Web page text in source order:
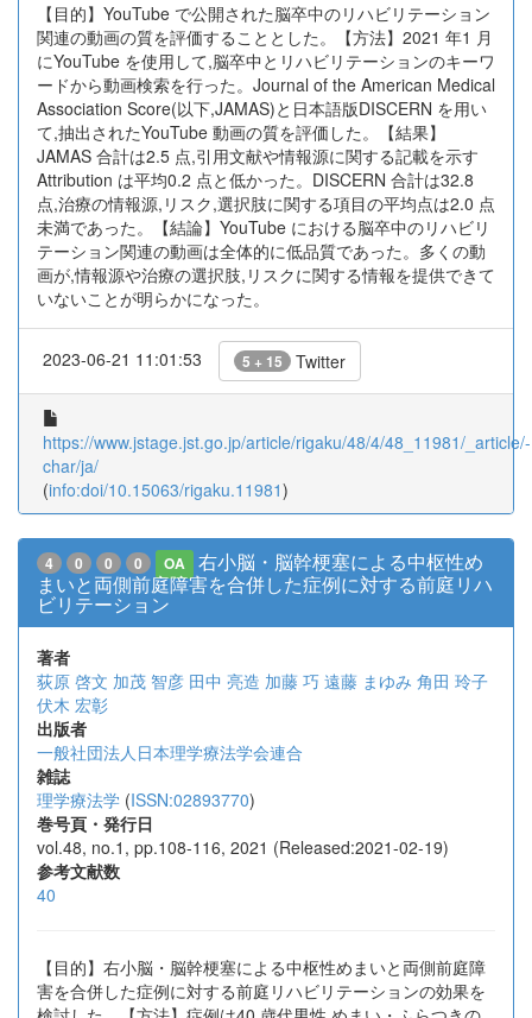
【目的】YouTube で公開された脳卒中のリハビリテーション
関連の動画の質を評価することとした。【方法】2021 年1 月
にYouTube を使用して,脳卒中とリハビリテーションのキーワ
ードから動画検索を行った。Journal of the American Medical
Association Score(以下,JAMAS)と日本語版DISCERN を用い
て,抽出されたYouTube 動画の質を評価した。【結果】
JAMAS 合計は2.5 点,引用文献や情報源に関する記載を示す
Attribution は平均0.2 点と低かった。DISCERN 合計は32.8
点,治療の情報源,リスク,選択肢に関する項目の平均点は2.0 点
未満であった。【結論】YouTube における脳卒中のリハビリ
テーション関連の動画は全体的に低品質であった。多くの動
画が,情報源や治療の選択肢,リスクに関する情報を提供できて
いないことが明らかになった。
2023-06-21 11:01:53 5 + 15 Twitter
https://www.jstage.jst.go.jp/article/rigaku/48/4/48_11981/_article/-
char/ja/
(info:doi/10.15063/rigaku.11981)
4 0 0 0 OA
右小脳・脳幹梗塞による中枢性め
まいと両側前庭障害を合併した症例に対する前庭リハ
ビリテーション
著者
荻原 啓文 加茂 智彦 田中 亮造 加藤 巧 遠藤 まゆみ 角田 玲子
伏木 宏彰
出版者
一般社団法人日本理学療法学会連合
雑誌
理学療法学 (ISSN:02893770)
巻号頁・発行日
vol.48, no.1, pp.108-116, 2021 (Released:2021-02-19)
参考文献数
40
【目的】右小脳・脳幹梗塞による中枢性めまいと両側前庭障
害を合併した症例に対する前庭リハビリテーションの効果を